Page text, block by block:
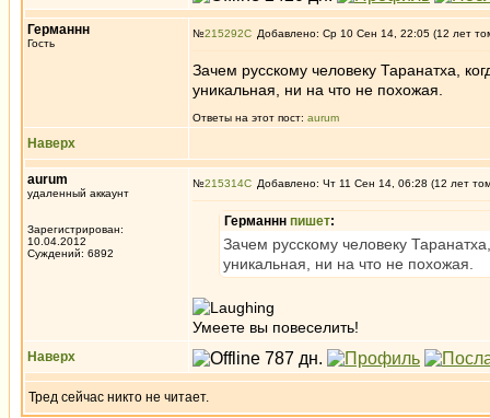
Германнн
Гость
№215292 Добавлено: Ср 10 Сен 14, 22:05 (12 лет
Зачем русскому человеку Таранатха,
уникальная, ни на что не похожая.
Ответы на этот пост: aurum
Наверх
aurum
удаленный аккаунт
Зарегистрирован:
10.04.2012
Суждений: 6892
№215314 Добавлено: Чт 11 Сен 14, 06:28 (12 лет
Германнн пишет:
Зачем русскому человеку
уникальная, ни на что не похожая.
Умеете вы повеселить!
Наверх
Тред сейчас никто не читает.